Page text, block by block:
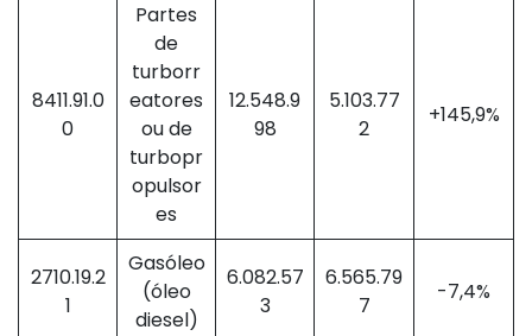
8411.91.0
0
Partes
de
turborr
eatores
ou de
turbopr
opulsor
es
12.548.9
98
5.103.77
2
+145,9%
2710.19.2
1
Gasóleo
(óleo
diesel)
6.082.57
3
6.565.79
7
-7,4%